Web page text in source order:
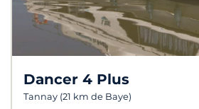
Dancer 4 Plus
Tannay (21 km de Baye)